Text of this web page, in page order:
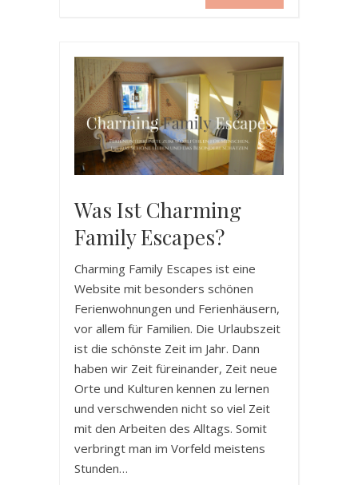
Was Ist Charming
Family Escapes?
Charming Family Escapes ist eine
Website mit besonders schönen
Ferienwohnungen und Ferienhäusern,
vor allem für Familien. Die Urlaubszeit
ist die schönste Zeit im Jahr. Dann
haben wir Zeit füreinander, Zeit neue
Orte und Kulturen kennen zu lernen
und verschwenden nicht so viel Zeit
mit den Arbeiten des Alltags. Somit
verbringt man im Vorfeld meistens
Stunden…